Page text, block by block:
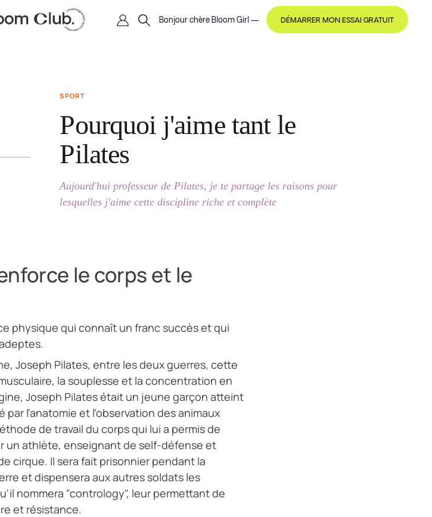
Bonjourchère Bloom Girl— DÉMARRER MON ESSAI GRATUIT
SPORT
Pourquoi j'aime tant le
Pilates
Aujourd'hui professeur de Pilates, je te partage les raisons pour
lesquelles j'aime cette discipline riche et complète
le corps et le
physique qui connaît un franc succès et qui
Joseph Pilates, entre les deux guerres, cette
la souplesse et la concentration en
Joseph Pilates était un jeune garçon atteint
l'anatomie et l'observation des animaux
de travail du corps qui lui a permis de
un athlète, enseignant de self-défense et
cirque. Il sera fait prisonnier pendant la
et dispensera aux autres soldats les
nommera "contrology", leur permettant de
et résistance.